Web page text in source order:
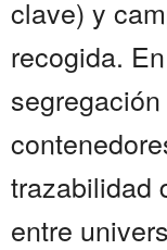
clave) y
recogida.
trazabilidad
entre